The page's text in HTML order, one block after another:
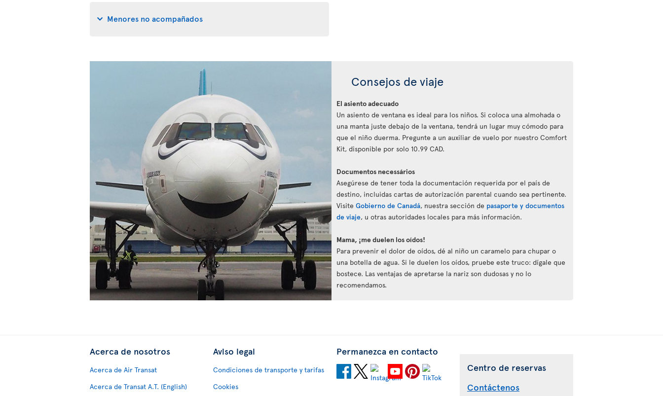
Menores no acompañados
Consejos de viaje
El asiento adecuado
Un asiento de ventana es ideal para los niños. Si coloca una almohada o
una manta juste debajo de la ventana, tendrá un lugar muy cómodo para
que el niño duerma. Pregunte a un auxiliar de vuelo por nuestro Comfort
Kit, disponible por solo 10.99 CAD.
Documentos necessários
Asegúrese de tener toda la documentación requerida por el país de
destino, incluidas cartas de autorización parental cuando sea pertinente.
Visite Gobierno de Canadá, nuestra sección de pasaporte y documentos
de viaje, u otras autoridades locales para más información.
Mama, ¡me duelen los oídos!
Para prevenir el dolor de oídos, dé al niño un caramelo para chupar o
una botella de agua. Si le duelen los oídos, pruebe este truco: dígale que
bostece. Las ventajas de apretarse la nariz son dudosas y no lo
recomendamos.
Acerca de nosotros
Acerca de Air Transat
Acerca de Transat A.T. (English)
Aviso legal
Condiciones de transporte y tarifas
Cookies
Permanezca en contacto
Centro de reservas
Contáctenos